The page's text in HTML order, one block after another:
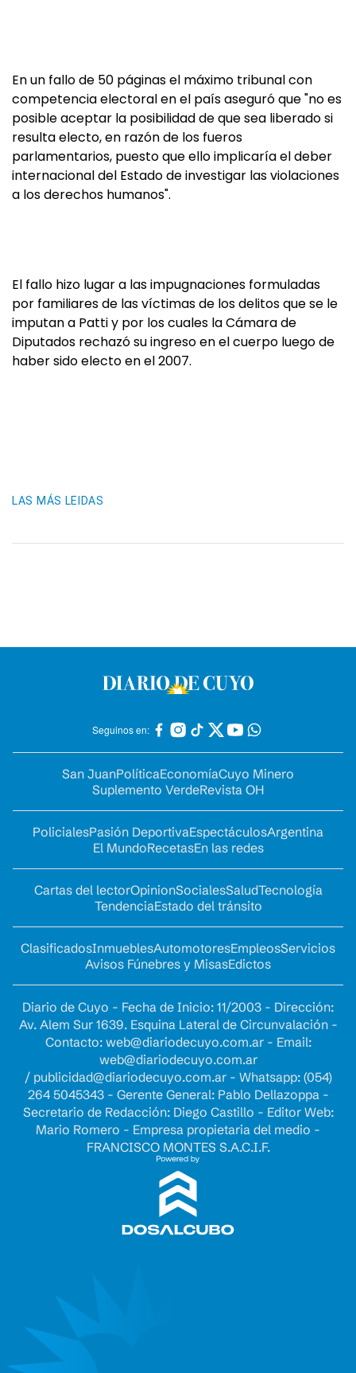
En un fallo de 50 páginas el máximo tribunal con
competencia electoral en el país aseguró que "no es
posible aceptar la posibilidad de que sea liberado si
resulta electo, en razón de los fueros
parlamentarios, puesto que ello implicaría el deber
internacional del Estado de investigar las violaciones
a los derechos humanos".
El fallo hizo lugar a las impugnaciones formuladas
por familiares de las víctimas de los delitos que se le
imputan a Patti y por los cuales la Cámara de
Diputados rechazó su ingreso en el cuerpo luego de
haber sido electo en el 2007.
LAS MÁS LEIDAS
Seguinos en:
San JuanPolíticaEconomíaCuyo Minero
Suplemento VerdeRevista OH
PolicialesPasión DeportivaEspectáculosArgentina
El MundoRecetasEn las redes
Cartas del lectorOpinionSocialesSaludTecnología
TendenciaEstado del tránsito
ClasificadosInmueblesAutomotoresEmpleosServicios
Avisos Fúnebres y MisasEdictos
Diario de Cuyo - Fecha de Inicio: 11/2003 - Dirección:
Av. Alem Sur 1639. Esquina Lateral de Circunvalación -
Contacto: web@diariodecuyo.com.ar- Email:
web@diariodecuyo.com.ar
/ publicidad@diariodecuyo.com.ar- Whatsapp: (054)
264 5045343 - Gerente General: Pablo Dellazoppa -
Secretario de Redacción: Diego Castillo - Editor Web:
Mario Romero - Empresa propietaria del medio -
FRANCISCO MONTES S.A.C.I.F.